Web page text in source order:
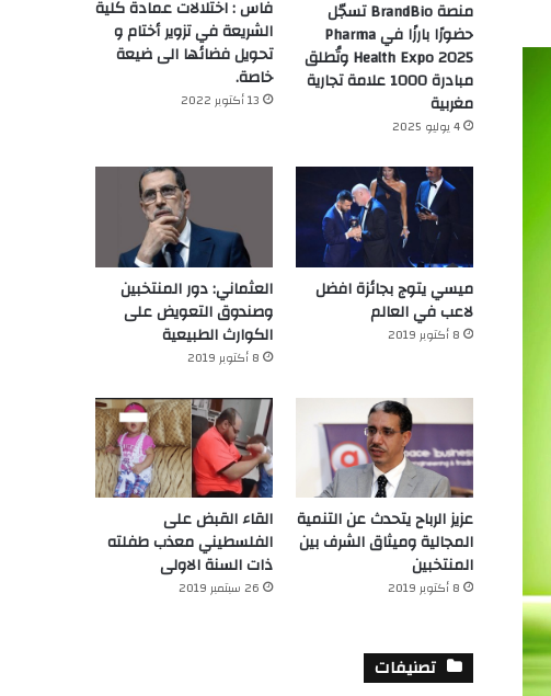
منصة BrandBio تسجّل
حضورًا بارزًا في Pharma
Health Expo 2025 وتُطلق
مبادرة 1000 علامة تجارية
مغربية
4 يوليو 2025
فاس : اختلالات عمادة كلية
الشريعة في تزوير أختام و
تحويل فضائها الى ضيعة
خاصة.
13 أكتوبر 2022
ميسي يتوج بجائزة افضل
لاعب في العالم‎
8 أكتوبر 2019
العثماني: دور المنتخبين
وصندوق التعويض على
الكوارث الطبيعية
8 أكتوبر 2019
عزيز الرباح يتحدث عن التنمية
المجالية وميثاق الشرف بين
المنتخبين
8 أكتوبر 2019
القاء القبض على
الفلسطيني معذب طفلته
ذات السنة الاولى
26 سبتمبر 2019
تصنيفات